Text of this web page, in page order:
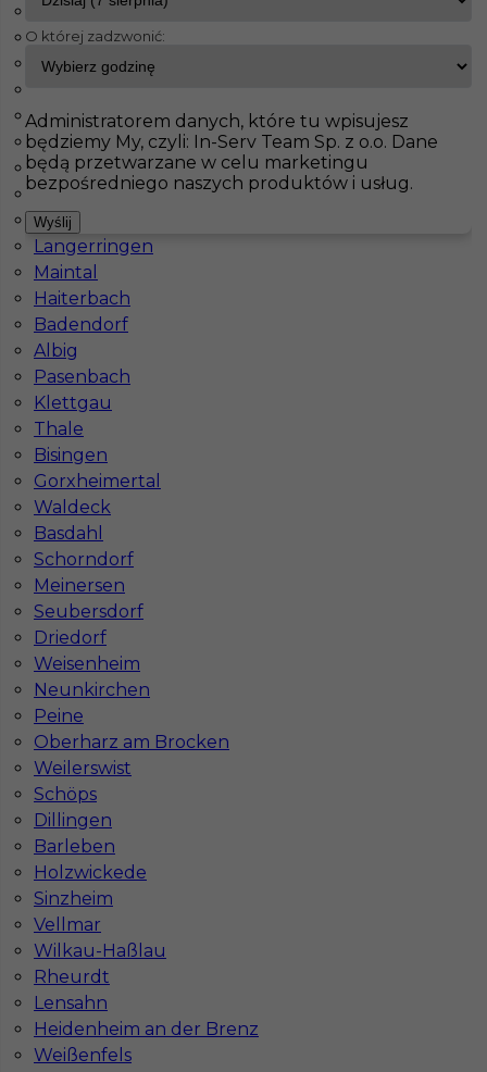
InServ Oferty pracy
Pokaż filtr
Welver
Born
Wachtberg
Bad Schmiedeberg
Jahnatal
Leinefelde Worbis
Ecklak
Brieselang
Langerringen
Maintal
Haiterbach
Badendorf
Albig
Pasenbach
Klettgau
Thale
Bisingen
Gorxheimertal
Waldeck
Basdahl
Schorndorf
Meinersen
Seubersdorf
Driedorf
Weisenheim
Neunkirchen
Peine
Oberharz am Brocken
Weilerswist
Schöps
Dillingen
Barleben
Holzwickede
Sinzheim
Vellmar
Wilkau-Haßlau
Rheurdt
Lensahn
Heidenheim an der Brenz
Weißenfels
Praca betoniarz prefabrykaty zagranica
Kategoria Prace budowlane
Lokalizacja
Wymagane języki
Stawka 14 - 16 € / h
Pomocnik budowlany praca zagranica
Kategoria Pracownicy fizyczni
Lokalizacja Niemcy
Wymagane języki
Stawka 12 - 14 € / h
O której zadzwonić:
Administratorem danych, które tu wpisujesz
będziemy My, czyli: In-Serv Team Sp. z o.o. Dane
będą przetwarzane w celu marketingu
bezpośredniego naszych produktów i usług.
Wyślij